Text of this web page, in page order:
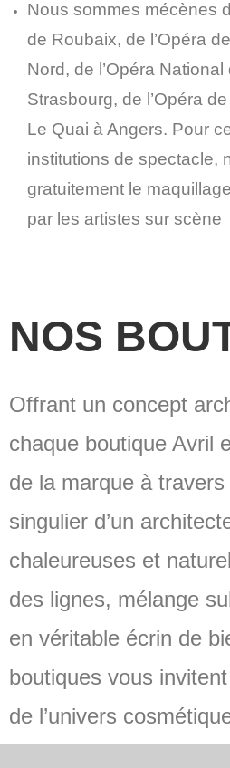
Nous sommes mécènes
de Roubaix, de l’Opéra
Nord, de l’Opéra National
Strasbourg, de l’Opéra
Le Quai à Angers. Pour
institutions de spectacle,
gratuitement le
par les artistes sur scène
NOS
Offrant un concept
chaque boutique Avril
de la marque à
singulier d’un
chaleureuses et
des lignes, mélange
en véritable écrin de
boutiques vous
de l’univers